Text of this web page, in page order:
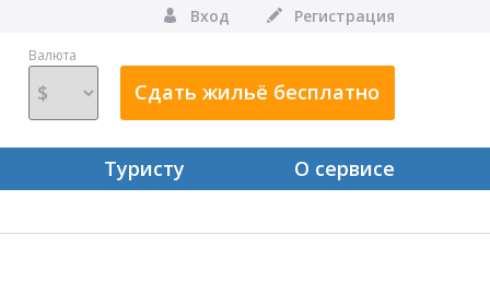
Вход Регистрация
Валюта
Сдать жильё бесплатно
Туристу О сервисе